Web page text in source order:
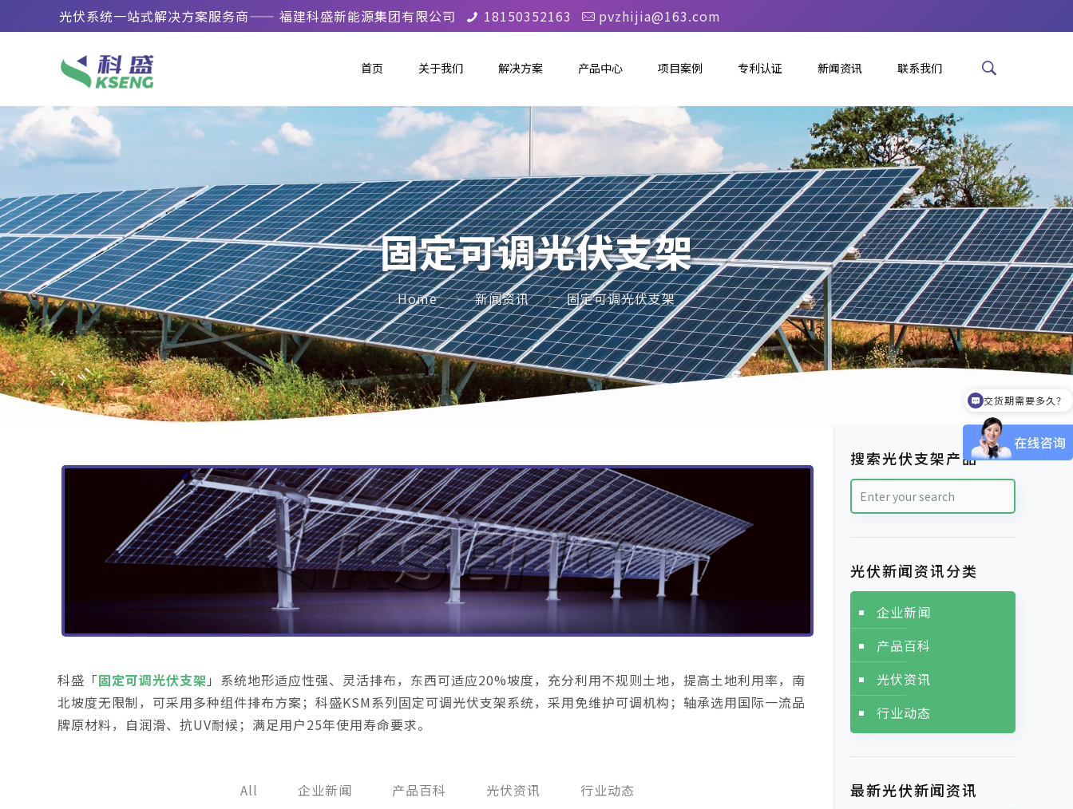
光伏系统一站式解决方案服务商—— 福建科盛新能源集团有限公司 18150352163 pvzhijia@163.com
首页 关于我们 解决方案 产品中心 项目案例 专利认证 新闻资讯 联系我们
固定可调光伏支架
Home 新闻资讯 固定可调光伏支架
科盛「固定可调光伏支架 」系统地形适应性强、灵活排布，东西可适应20%坡度，充分利用不规则土地，提高土地利用率，南
北坡度无限制，可采用多种组件排布方案；科盛KSM系列固定可调光伏支架系统，采用免维护可调机构；轴承选用国际一流品
牌原材料，自润滑、抗UV耐候；满足用户25年使用寿命要求。
All 企业新闻 产品百科 光伏资讯 行业动态
搜索光伏支架产品
光伏新闻资讯分类
企业新闻
产品百科
光伏资讯
行业动态
最新光伏新闻资讯
交货期需要多久？